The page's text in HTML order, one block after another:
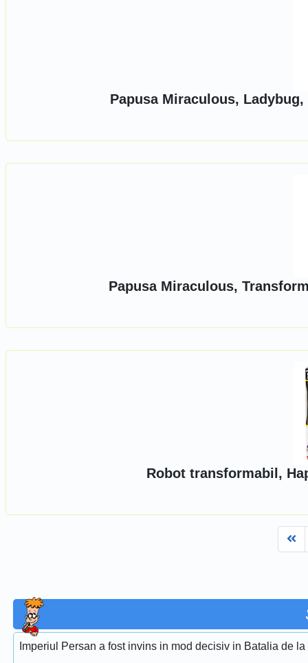
Papusa Miraculous,
Papusa Miraculous,
Robot transformabil,
Imperiul Persan a fost invins in mod decisiv in Batalia de